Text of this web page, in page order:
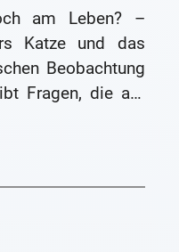
am Leben? –
Katze und das
Beobachtung
Fragen, die auf
einfach